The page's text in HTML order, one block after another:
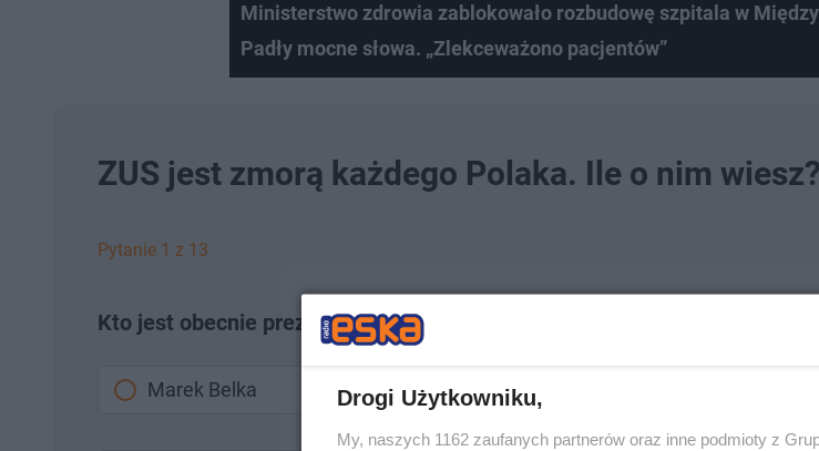
Ministerstwo zdrowia zablokowało rozbudowę szpitala w
Padły mocne słowa. „Zlekceważono pacjentów”
ZUS jest zmorą każdego Polaka. Ile o nim
Pytanie 1 z 13
Kto jest obecnie prezesem ZUS?
Marek Belka Drogi Użytkowniku,
My, naszych 1162 zaufanych partnerów oraz inne podmioty z